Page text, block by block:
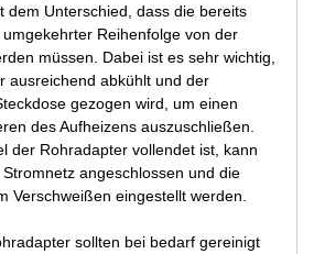
dem Unterschied, dass die bereits
Reihenfolge von der
müssen. Dabei ist es sehr wichtig,
ausreichend abkühlt und der
gezogen wird, um einen
des Aufheizens auszuschließen.
der Rohradapter vollendet ist, kann
angeschlossen und die
Verschweißen eingestellt werden.
sollten bei bedarf gereinigt